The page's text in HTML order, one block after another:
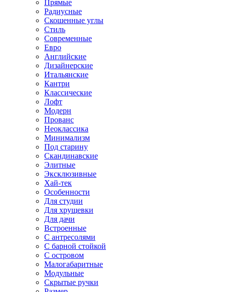
Прямые
Радиусные
Скошенные углы
Стиль
Современные
Евро
Английские
Дизайнерские
Итальянские
Кантри
Классические
Лофт
Модерн
Прованс
Неоклассика
Минимализм
Под старину
Скандинавские
Элитные
Эксклюзивные
Хай-тек
Особенности
Для студии
Для хрущевки
Для дачи
Встроенные
С антресолями
С барной стойкой
С островом
Малогабаритные
Модульные
Скрытые ручки